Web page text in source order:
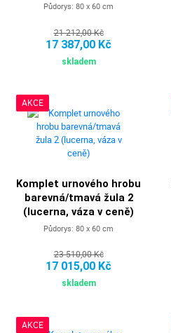
Půdorys: 80 x 60 cm
21 212,00 Kč
17 387,00 Kč
skladem
AKCE
Komplet urnového hrobu
barevná/tmavá žula 2
(lucerna, váza v ceně)
Půdorys: 80 x 60 cm
23 510,00 Kč
17 015,00 Kč
skladem
AKCE